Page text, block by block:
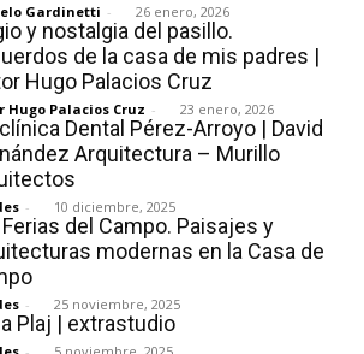
Gardinetti - 26 enero, 2026
y nostalgia del pasillo.
de la casa de mis padres |
Hugo Palacios Cruz
Hugo Palacios Cruz - 23 enero, 2026
Dental Pérez-Arroyo | David
Arquitectura – Murillo
- 10 diciembre, 2025
del Campo. Paisajes y
modernas en la Casa de
- 25 noviembre, 2025
Plaj | extrastudio